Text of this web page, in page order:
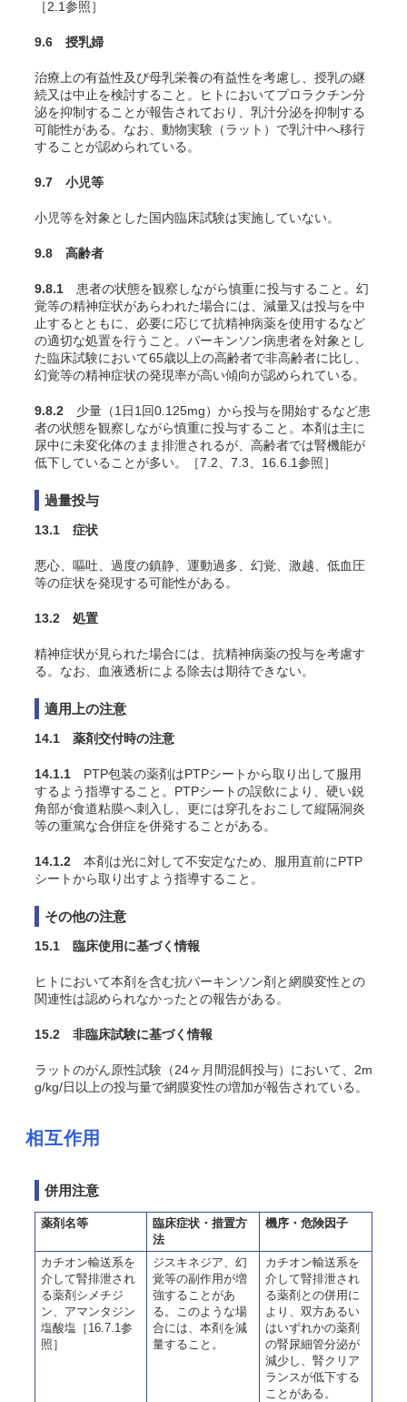
［2.1参照］
9.6 授乳婦
治療上の有益性及び母乳栄養の有益性を考慮し、授乳の継
続又は中止を検討すること。ヒトにおいてプロラクチン分
泌を抑制することが報告されており、乳汁分泌を抑制する
可能性がある。なお、動物実験（ラット）で乳汁中へ移行
することが認められている。
9.7 小児等
小児等を対象とした国内臨床試験は実施していない。
9.8 高齢者
9.8.1 患者の状態を観察しながら慎重に投与すること。幻
覚等の精神症状があらわれた場合には、減量又は投与を中
止するとともに、必要に応じて抗精神病薬を使用するなど
の適切な処置を行うこと。パーキンソン病患者を対象とし
た臨床試験において65歳以上の高齢者で非高齢者に比し、
幻覚等の精神症状の発現率が高い傾向が認められている。
9.8.2 少量（1日1回0.125mg）から投与を開始するなど患
者の状態を観察しながら慎重に投与すること。本剤は主に
尿中に未変化体のまま排泄されるが、高齢者では腎機能が
低下していることが多い。［7.2、7.3、16.6.1参照］
過量投与
13.1 症状
悪心、嘔吐、過度の鎮静、運動過多、幻覚、激越、低血圧
等の症状を発現する可能性がある。
13.2 処置
精神症状が見られた場合には、抗精神病薬の投与を考慮す
る。なお、血液透析による除去は期待できない。
適用上の注意
14.1 薬剤交付時の注意
14.1.1 PTP包装の薬剤はPTPシートから取り出して服用
するよう指導すること。PTPシートの誤飲により、硬い鋭
角部が食道粘膜へ刺入し、更には穿孔をおこして縦隔洞炎
等の重篤な合併症を併発することがある。
14.1.2 本剤は光に対して不安定なため、服用直前にPTP
シートから取り出すよう指導すること。
その他の注意
15.1 臨床使用に基づく情報
ヒトにおいて本剤を含む抗パーキンソン剤と網膜変性との
関連性は認められなかったとの報告がある。
15.2 非臨床試験に基づく情報
ラットのがん原性試験（24ヶ月間混餌投与）において、2m
g/kg/日以上の投与量で網膜変性の増加が報告されている。
相互作用
併用注意
薬剤名等
臨床症状・措置方
法
機序・危険因子
カチオン輸送系を
介して腎排泄され
る薬剤シメチジ
ン、アマンタジン
塩酸塩［16.7.1参
照］
ジスキネジア、幻
覚等の副作用が増
強することがあ
る。このような場
合には、本剤を減
量すること。
カチオン輸送系を
介して腎排泄され
る薬剤との併用に
より、双方あるい
はいずれかの薬剤
の腎尿細管分泌が
減少し、腎クリア
ランスが低下する
ことがある。